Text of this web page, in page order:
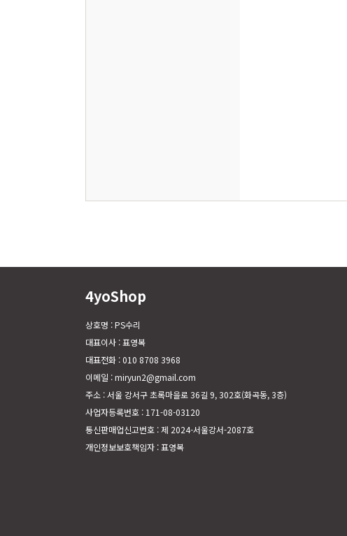
4yoShop
상호명 : PS수리
대표이사 : 표영복
대표전화 : 010 8708 3968
이메일 : miryun2@gmail.com
주소 : 서울 강서구 초록마을로 36길 9, 302호(화곡동, 3층)
사업자등록번호 : 171-08-03120
통신판매업신고번호 : 제 2024-서울강서-2087호
개인정보보호책임자 : 표영복